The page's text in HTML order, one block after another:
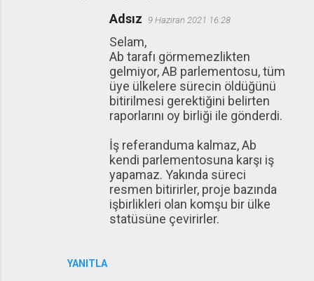
YANITLA
Adsız 9 Haziran 2021 16:28
Selam,
Ab tarafı görmemezlikten
gelmiyor, AB parlementosu, tüm
üye ülkelere sürecin öldüğünü
bitirilmesi gerektiğini belirten
raporlarını oy birliği ile gönderdi.
İş referanduma kalmaz, Ab
kendi parlementosuna karşı iş
yapamaz. Yakında süreci
resmen bitirirler, proje bazında
işbirlikleri olan komşu bir ülke
statüsüne çevirirler.